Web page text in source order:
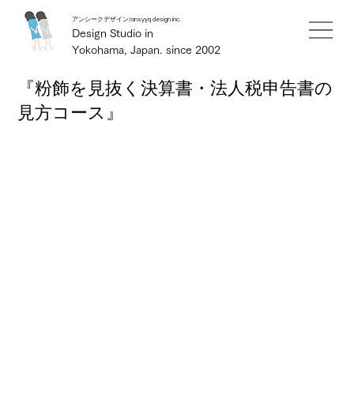
アンシークデザイン/ansyyq design inc.
Design Studio in
Yokohama, Japan. since 2002
『粉飾を見抜く決算書・法人税申告書の
見方コース』